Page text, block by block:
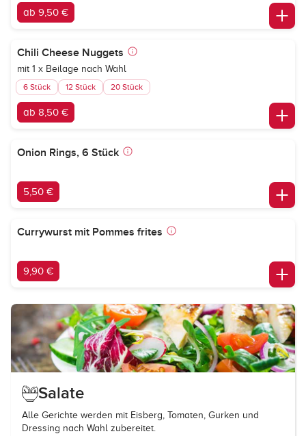
ab 9,50 €
Chili Cheese Nuggets
mit 1 x Beilage nach Wahl
6 Stück 12 Stück 20 Stück
ab 8,50 €
Onion Rings, 6 Stück
5,50 €
Currywurst mit Pommes frites
9,90 €
Salate
Alle Gerichte werden mit Eisberg, Tomaten, Gurken und
Dressing nach Wahl zubereitet.